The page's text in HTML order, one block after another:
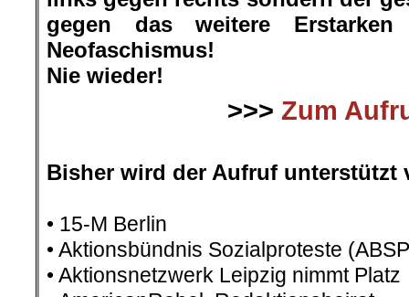
gegen das weitere
Neofaschismus!
Nie wieder!
>>> Zum
Bisher wird der Aufruf unterstützt
• 15-M Berlin
• Aktionsbündnis Sozialproteste
• Aktionsnetzwerk Leipzig nimmt Platz